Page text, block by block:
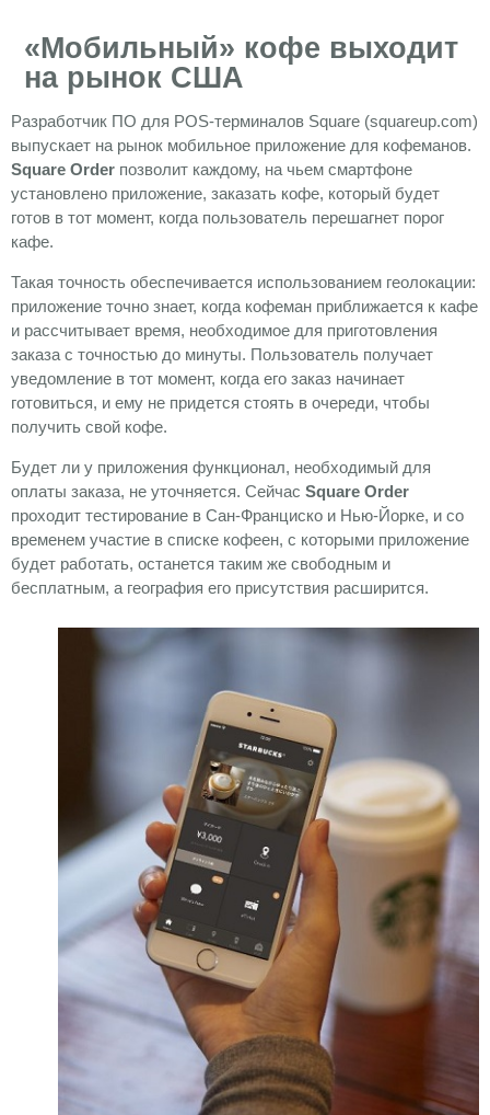
«Мобильный» кофе выходит
на рынок США
Разработчик ПО для POS-терминалов Square (squareup.com)
выпускает на рынок мобильное приложение для кофеманов.
Square Order позволит каждому, на чьем смартфоне
установлено приложение, заказать кофе, который будет
готов в тот момент, когда пользователь перешагнет порог
кафе.
Такая точность обеспечивается использованием геолокации:
приложение точно знает, когда кофеман приближается к кафе
и рассчитывает время, необходимое для приготовления
заказа с точностью до минуты. Пользователь получает
уведомление в тот момент, когда его заказ начинает
готовиться, и ему не придется стоять в очереди, чтобы
получить свой кофе.
Будет ли у приложения функционал, необходимый для
оплаты заказа, не уточняется. Сейчас Square Order
проходит тестирование в Сан-Франциско и Нью-Йорке, и со
временем участие в списке кофеен, с которыми приложение
будет работать, останется таким же свободным и
бесплатным, а география его присутствия расширится.